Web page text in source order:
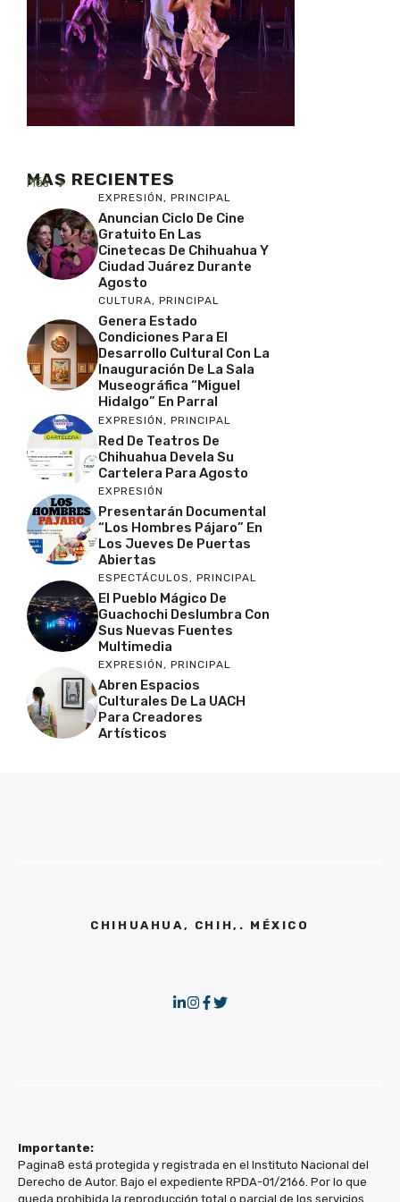
MAS RECIENTES
Más
EXPRESIÓN, PRINCIPAL
Anuncian Ciclo De Cine
Gratuito En Las
Cinetecas De Chihuahua Y
Ciudad Juárez Durante
Agosto
CULTURA, PRINCIPAL
Genera Estado
Condiciones Para El
Desarrollo Cultural Con La
Inauguración De La Sala
Museográfica “Miguel
Hidalgo” En Parral
EXPRESIÓN , PRINCIPAL
Red De Teatros De
Chihuahua Devela Su
Cartelera Para Agosto
EXPRESIÓN
Presentarán Documental
“Los Hombres Pájaro” En
Los Jueves De Puertas
Abiertas
ESPECTÁCULOS, PRINCIPAL
El Pueblo Mágico De
Guachochi Deslumbra Con
Sus Nuevas Fuentes
Multimedia
EXPRESIÓN, PRINCIPAL
Abren Espacios
Culturales De La UACH
Para Creadores
Artísticos
CHIHUAHUA, CHIH,. MÉXICO
Importante:
Pagina8 está protegida y registrada en el Instituto Nacional del
Derecho de Autor. Bajo el expediente RPDA-01/2166. Por lo que
queda prohibida la reproducción total o parcial de los servicios